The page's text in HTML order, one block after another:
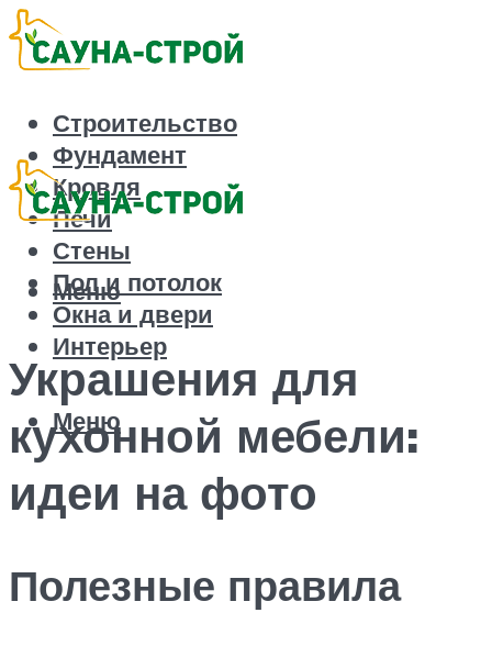
Строительство
Фундамент
Кровля
Печи
Стены
Пол и потолок
Окна и двери
Интерьер
Меню
Меню
Украшения для
кухонной мебели:
идеи на фото
Полезные правила